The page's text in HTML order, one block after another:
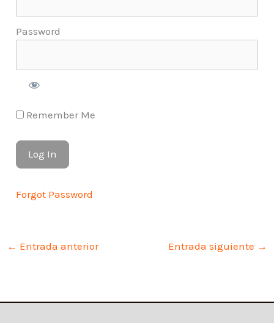
Password
Remember Me
Forgot Password
← Entrada anterior Entrada siguiente →